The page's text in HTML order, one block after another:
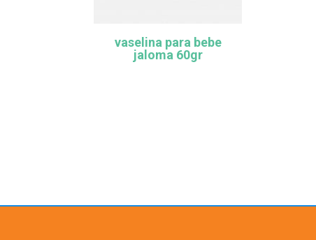
vaselina para bebe
jaloma 60gr